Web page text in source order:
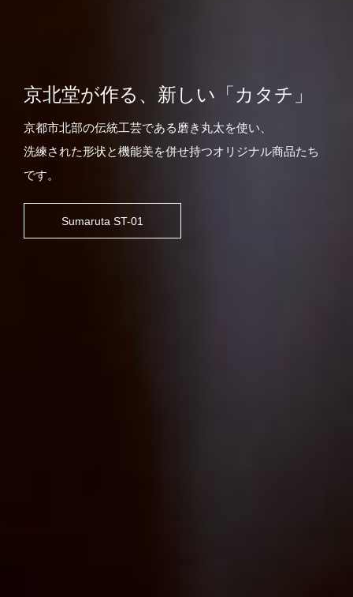
京北堂が作る、新しい「カタチ」
京都市北部の伝統工芸である磨き丸太を使い、
洗練された形状と機能美を併せ持つオリジナル商品たち
です。
Sumaruta ST-01